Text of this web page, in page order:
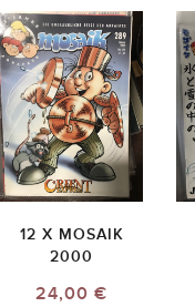
12 X MOSAIK
2000
24,00 €